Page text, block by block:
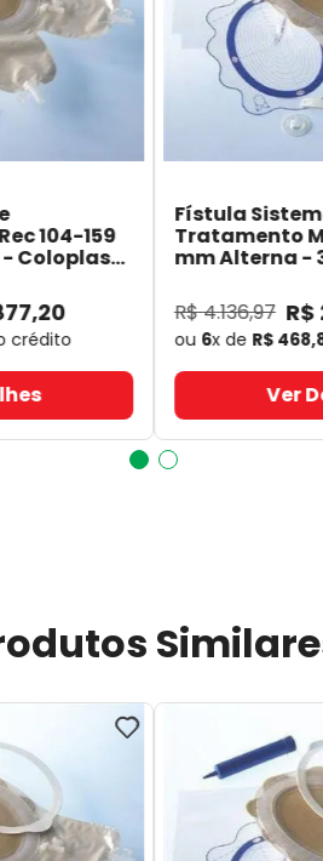
104-159
Coloplast
,20
crédito
Fístula
Tratamento
mm Alterna -
R$4.136,97 R$
ou 6x de R$ 468,
Ver